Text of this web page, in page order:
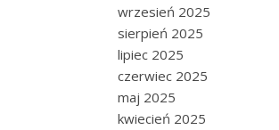
wrzesień 2025
sierpień 2025
lipiec 2025
czerwiec 2025
maj 2025
kwiecień 2025